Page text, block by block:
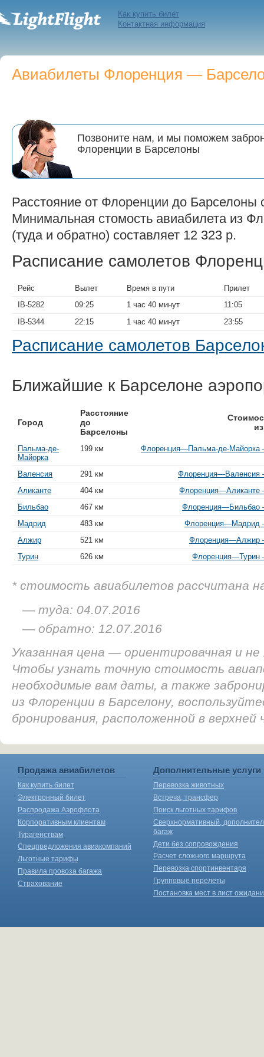
Как купить билет
Контактная информация
Авиабилеты Флоренция —
Позвоните нам, и мы поможем
Флоренции в Барселоны
Расстояние от Флоренции до Барселоны
Минимальная стомость авиабилета из
(туда и обратно) составляет 12 323 р.
Расписание самолетов
Рейс Вылет Время в пути
Прилет
IB-5282
09:25 1 час 40 минут
11:05
IB-5344
22:15 1 час 40 минут 23:55
Расписание самолетов
Ближайшие к Барселоне
Город
Расстояние
до
Барселоны
Пальма-де-
Майорка
199 км Флоренция—Пальма-де-Майорка
Валенсия 291 км
Флоренция—Валенсия
Аликанте
404 км
Флоренция—Аликанте
Бильбао
467 км
Флоренция—Бильбао
Мадрид
483 км
Флоренция—Мадрид
Алжир
521 км
Флоренция—Алжир
Турин
626 км Флоренция—Турин
* стоимость авиабилетов рассчитана
— туда: 04.07.2016
— обратно: 12.07.2016
Указанная цена — ориентировачная и
Чтобы узнать точную стоимость
необходимые вам даты, а также
из Флоренции в Барселону,
бронирования, расположенной в
Продажа авиабилетов
Как купить билет
Электронный билет
Распродажа Аэрофлота
Корпоративным клиентам
Турагенствам
Спецпредложения авиакомпаний
Льготные тарифы
Правила провоза багажа
Страхование
Дополнительные услуги
Перевозка животных
Встреча, трансфер
Поиск льготных тарифов
Сверхнормативный,
багаж
Дети без сопровождения
Расчет сложного маршрута
Перевозка спортинвентаря
Групповые перелеты
Постановка мест в лист